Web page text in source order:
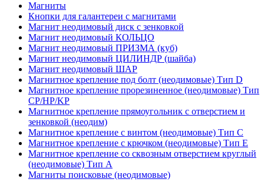
Магниты
Кнопки для галантереи с магнитами
Магнит неодимовый диск с зенковкой
Магнит неодимовый КОЛЬЦО
Магнит неодимовый ПРИЗМА (куб)
Магнит неодимовый ЦИЛИНДР (шайба)
Магнит неодимовый ШАР
Магнитное крепление под болт (неодимовые) Тип D
Магнитное крепление прорезиненное (неодимовые) Тип
CP/HP/KP
Магнитное крепление прямоугольник с отверстием и
зенковкой (неодим)
Магнитное крепление с винтом (неодимовые) Тип С
Магнитное крепление с крючком (неодимовые) Тип Е
Магнитное крепление со сквозным отверстием круглый
(неодимовые) Тип А
Магниты поисковые (неодимовые)